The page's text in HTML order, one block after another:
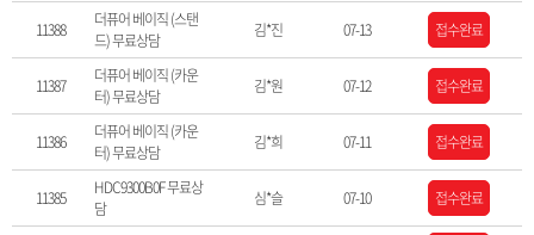
11388
더퓨어 베이직 (스탠
드) 무료상담
김*진 07-13 접수완료
11387
더퓨어 베이직 (카운
터) 무료상담
김*원 07-12 접수완료
11386
더퓨어 베이직 (카운
터) 무료상담
김*희 07-11 접수완료
11385
HDC9300B0F 무료상
담
심*슬 07-10 접수완료